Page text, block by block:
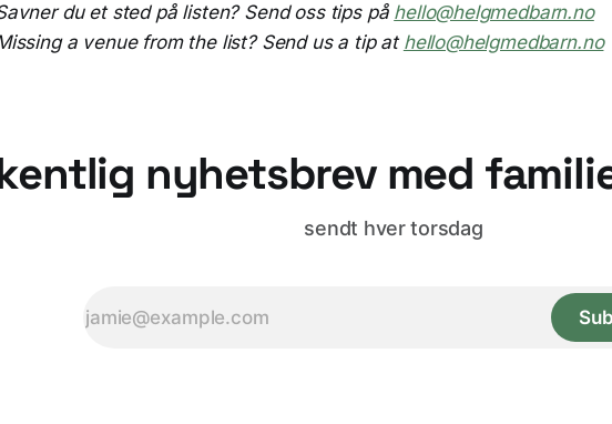
du et sted på listen? Send oss tips på hello@helgmedbarn.no
a venue from the list? Send us a tip at hello@helgmedbarn.no
nyhetsbrev med
sendt hver torsdag